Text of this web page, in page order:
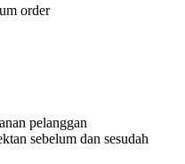
order
pelanggan
sebelum dan sesudah